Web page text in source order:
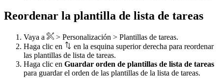
Reordenar la plantilla de lista de tareas
Vaya a
> Personalización > Plantillas de tareas.
Haga clic en
en la esquina superior derecha para reordenar
las plantillas de lista de tareas.
Haga clic en Guardar orden de plantillas de lista de tareas
para guardar el orden de las plantillas de la lista de tareas.